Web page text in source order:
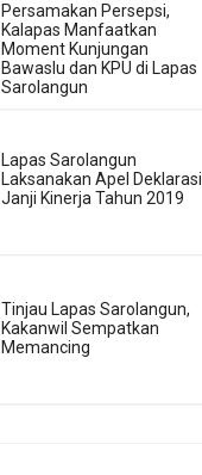
Persamakan Persepsi,
Kalapas Manfaatkan
Moment Kunjungan
Bawaslu dan KPU di Lapas
Sarolangun
Lapas Sarolangun
Laksanakan Apel Deklarasi
Janji Kinerja Tahun 2019
Tinjau Lapas Sarolangun,
Kakanwil Sempatkan
Memancing